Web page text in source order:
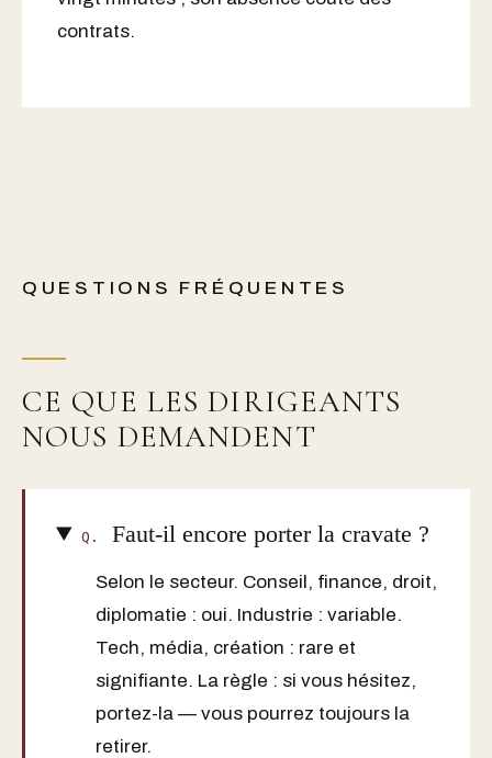
contrats.
QUESTIONS FRÉQUENTES
CE QUE LES DIRIGEANTS
NOUS DEMANDENT
Q. Faut-il encore porter la cravate ?
Selon le secteur. Conseil, finance, droit,
diplomatie : oui. Industrie : variable.
Tech, média, création : rare et
signifiante. La règle : si vous hésitez,
portez-la — vous pourrez toujours la
retirer.